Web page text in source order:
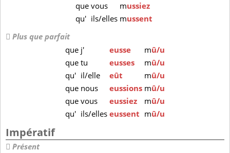
que vous mussiez
qu' ils/elles mussent
Plus que parfait
que j' eusse mû/u
quetu eusses mû/u
qu' il/elle eût mû/u
que nous eussions mû/u
quevous eussiez mû/u
qu' ils/elleseussent mû/u
Impératif
Présent